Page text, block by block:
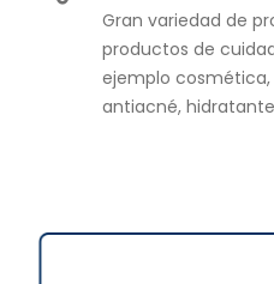
Gran variedad de
productos de
ejemplo
antiacné,